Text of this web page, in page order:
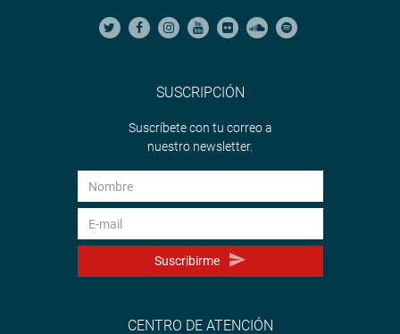
SUSCRIPCIÓN
Suscríbete con tu correo a
nuestro newsletter.
Suscribirme
CENTRO DE ATENCIÓN